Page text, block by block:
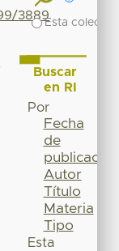
3889
Esta
Buscar
en RI
Por
Fecha
de
publicación
Autor
Título
Materia
Tipo
Esta